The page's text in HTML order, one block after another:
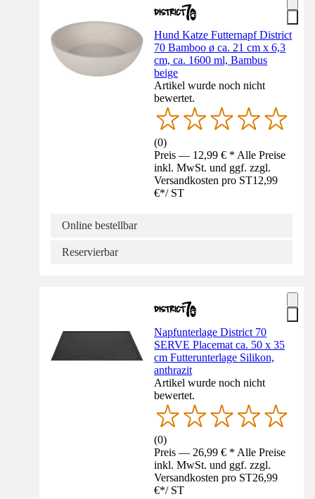
Hund Katze Futternapf District
70 Bamboo ø ca. 21 cm x 6,3
cm, ca. 1600 ml, Bambus
beige
Artikel wurde noch nicht
bewertet.
(0)
Preis — 12,99 € * Alle Preise
inkl. MwSt. und ggf. zzgl.
Versandkosten pro ST12,99
€*/ ST
Online bestellbar
Reservierbar
Napfunterlage District 70
SERVE Placemat ca. 50 x 35
cm Futterunterlage Silikon,
anthrazit
Artikel wurde noch nicht
bewertet.
(0)
Preis — 26,99 € * Alle Preise
inkl. MwSt. und ggf. zzgl.
Versandkosten pro ST26,99
€*/ ST